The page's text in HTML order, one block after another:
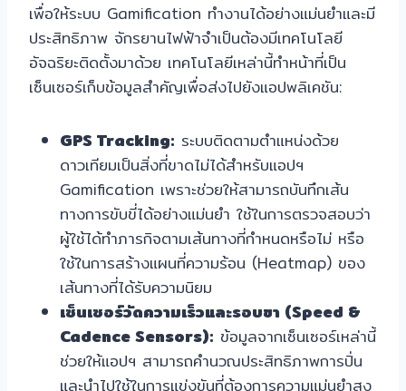
เพื่อให้ระบบ Gamification ทำงานได้อย่างแม่นยำและมี
ประสิทธิภาพ จักรยานไฟฟ้าจำเป็นต้องมีเทคโนโลยี
อัจฉริยะติดตั้งมาด้วย เทคโนโลยีเหล่านี้ทำหน้าที่เป็น
เซ็นเซอร์เก็บข้อมูลสำคัญเพื่อส่งไปยังแอปพลิเคชัน:
GPS Tracking: ระบบติดตามตำแหน่งด้วย
ดาวเทียมเป็นสิ่งที่ขาดไม่ได้สำหรับแอปฯ
Gamification เพราะช่วยให้สามารถบันทึกเส้น
ทางการขับขี่ได้อย่างแม่นยำ ใช้ในการตรวจสอบว่า
ผู้ใช้ได้ทำภารกิจตามเส้นทางที่กำหนดหรือไม่ หรือ
ใช้ในการสร้างแผนที่ความร้อน (Heatmap) ของ
เส้นทางที่ได้รับความนิยม
เซ็นเซอร์วัดความเร็วและรอบขา (Speed &
Cadence Sensors): ข้อมูลจากเซ็นเซอร์เหล่านี้
ช่วยให้แอปฯ สามารถคำนวณประสิทธิภาพการปั่น
และนำไปใช้ในการแข่งขันที่ต้องการความแม่นยำสูง